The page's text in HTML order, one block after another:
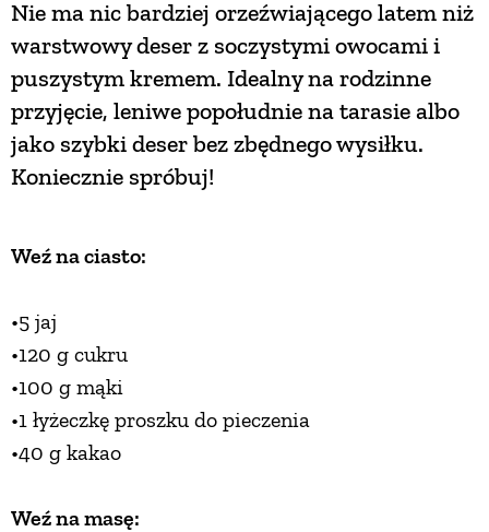
Nie ma nic bardziej orzeźwiającego latem niż
warstwowy deser z soczystymi owocami i
puszystym kremem. Idealny na rodzinne
przyjęcie, leniwe popołudnie na tarasie albo
jako szybki deser bez zbędnego wysiłku.
Koniecznie spróbuj!
Weź na ciasto:
•5 jaj
•120 g cukru
•100 g mąki
•1 łyżeczkę proszku do pieczenia
•40 g kakao
Weź na masę:
DLA DOMU
EKO ŻYCIE
PRZYRODA
KRAJOBRAZ